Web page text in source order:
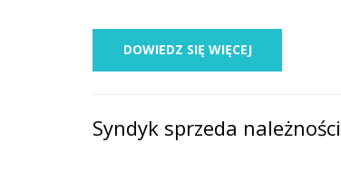
DOWIEDZ SIĘ WIĘCEJ
Syndyk sprzeda